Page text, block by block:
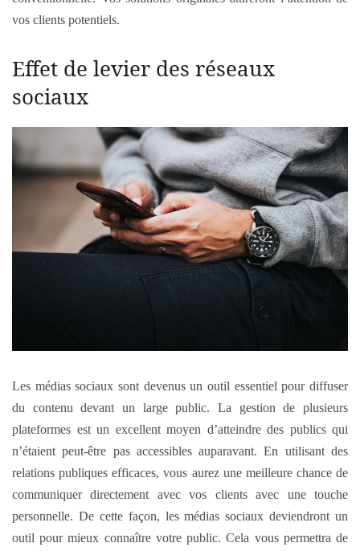
vos clients potentiels.
Effet de levier des réseaux
sociaux
Les médias sociaux sont devenus un outil essentiel pour diffuser
du contenu devant un large public. La gestion de plusieurs
plateformes est un excellent moyen d’atteindre des publics qui
n’étaient peut-être pas accessibles auparavant. En utilisant des
relations publiques efficaces, vous aurez une meilleure chance de
communiquer directement avec vos clients avec une touche
personnelle. De cette façon, les médias sociaux deviendront un
outil pour mieux connaître votre public. Cela vous permettra de